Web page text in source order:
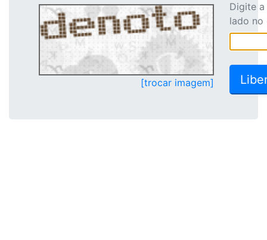
[trocar imagem]
Digite
lado no